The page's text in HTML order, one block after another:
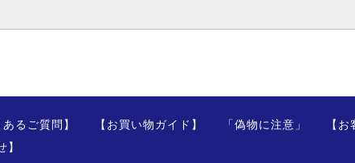
ついて)・正規品の見分け方
あるご質問】 【お買い物ガイド】 「偽物に注意」
【